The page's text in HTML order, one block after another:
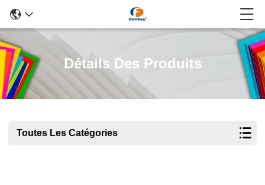
Détails Des Produits
Toutes Les Catégories